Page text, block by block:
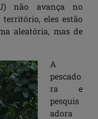
não avança no
território, eles estão
aleatória, mas de
A
pescado
ra e
pesquis
adora